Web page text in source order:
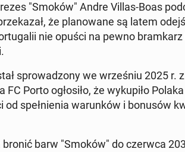
"Smoków" Andre Villas-Boas
że pla­no­wa­ne są latem
nie opuści na pewno
spro­wa­dzo­ny we wrze­śniu 2025
FC Porto ogło­si­ło, że wy­ku­pi­ło
od speł­nie­nia wa­run­ków i bonusów
bronić barw "Smoków" do czerwca